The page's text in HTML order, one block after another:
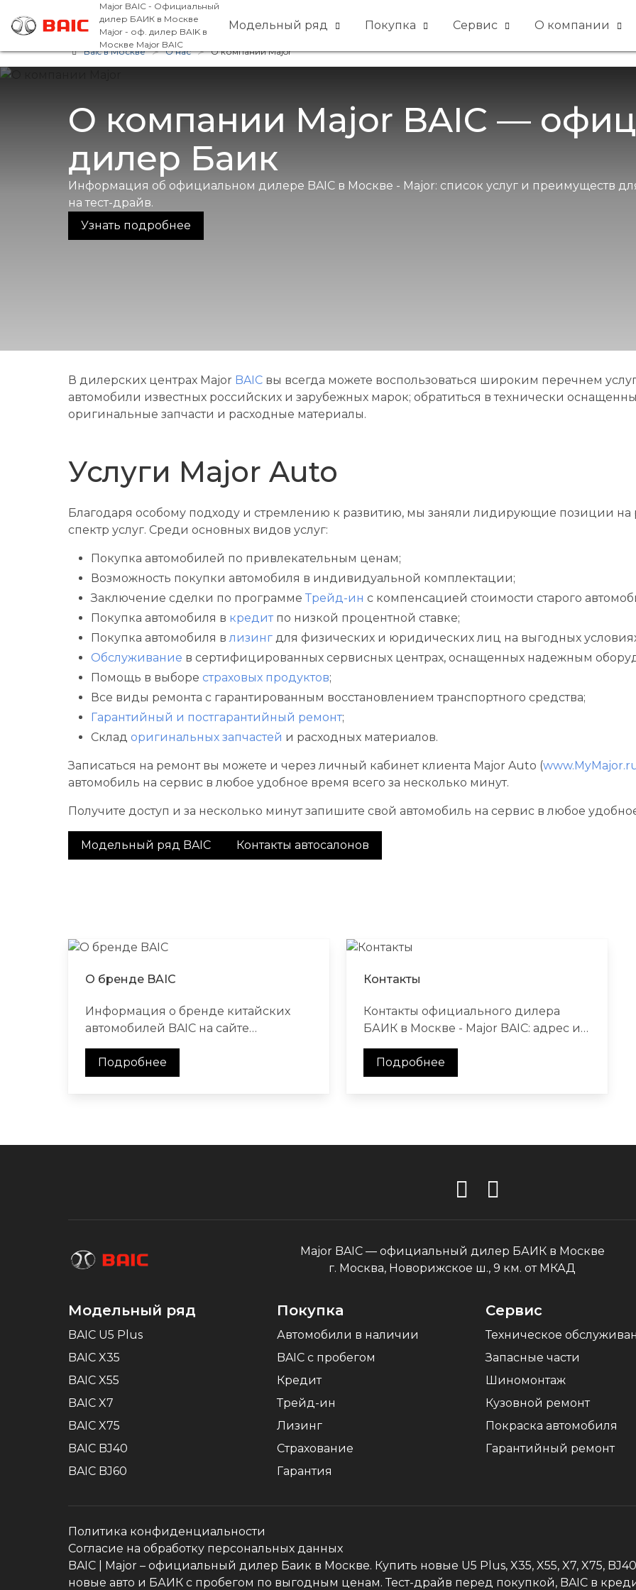
Major BAIC - Официальный
дилер БАИК в Москве
Major - оф. дилер BAIK в
Москве Major BAIC
Модельный ряд Покупка Сервис О компании
Baic в Москве О нас О компании Major
О компании Major BAIC —
дилер Баик
Информация об официальном дилере BAIC в Москве - Major: список услуг и преимуществ
на тест-драйв.
Узнать подробнее
В дилерских центрах Major BAIC вы всегда можете воспользоваться широким перечнем
автомобили известных российских и зарубежных марок; обратиться в технически
оригинальные запчасти и расходные материалы.
Услуги Major Auto
Благодаря особому подходу и стремлению к развитию, мы заняли лидирующие позиции
спектр услуг. Среди основных видов услуг:
Покупка автомобилей по привлекательным ценам;
Возможность покупки автомобиля в индивидуальной комплектации;
Заключение сделки по программе Трейд-ин с компенсацией стоимости старого
Покупка автомобиля в кредитпо низкой процентной ставке;
Покупка автомобиля в лизинг для физических и юридических лиц на выгодных
Обслуживание в сертифицированных сервисных центрах, оснащенных надежным
Помощь в выборе страховых продуктов;
Все виды ремонта с гарантированным восстановлением транспортного средства;
Гарантийный и постгарантийный ремонт;
Склад оригинальных запчастей и расходных материалов.
Записаться на ремонт вы можете и через личный кабинет клиента Major Auto (
автомобиль на сервис в любое удобное время всего за несколько минут.
Получите доступ и за несколько минут запишите свой автомобиль на сервис в любое
Модельный ряд BAIC Контакты автосалонов
О бренде BAIC
Информация о бренде китайских
автомобилей BAIC на сайте
Major
Подробнее
Контакты
Контакты официального дилера
БАИК в Москве - Major BAIC: адрес и
режим работы, запись на тест-драйв.
Подробнее
Major BAIC — официальный дилер БАИК в Москве
г. Москва, Новорижское ш., 9 км. от МКАД
Модельный ряд
BAIC U5 Plus
BAIC X35
BAIC X55
BAIC X7
BAIC X75
BAIC BJ40
BAIC BJ60
Покупка
Автомобили в наличии
BAIC c пробегом
Кредит
Трейд-ин
Лизинг
Страхование
Гарантия
Сервис
Техническое
Запасные части
Шиномонтаж
Кузовной ремонт
Покраска автомобиля
Гарантийный ремонт
Политика конфиденциальности
Согласие на обработку персональных данных
BAIC | Major – официальный дилер Баик в Москве. Купить новые U5 Plus, X35, X55, X7, X75,
новые авто и БАИК с пробегом по выгодным ценам. Тест-драйв перед покупкой, BAIC в